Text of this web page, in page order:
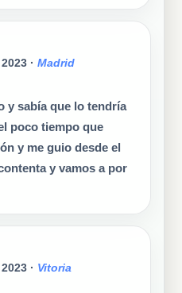
· Madrid
y sabía que lo tendría
poco tiempo que
y me guio desde el
y vamos a por
· Vitoria